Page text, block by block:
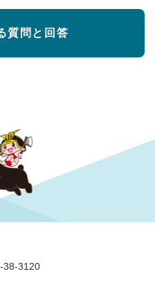
質問と回答
38-3120